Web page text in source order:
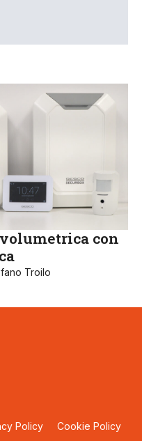
con
Troilo
Policy Cookie Policy